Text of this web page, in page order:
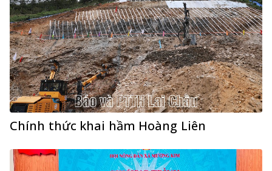
Chính thức khai hầm Hoàng Liên